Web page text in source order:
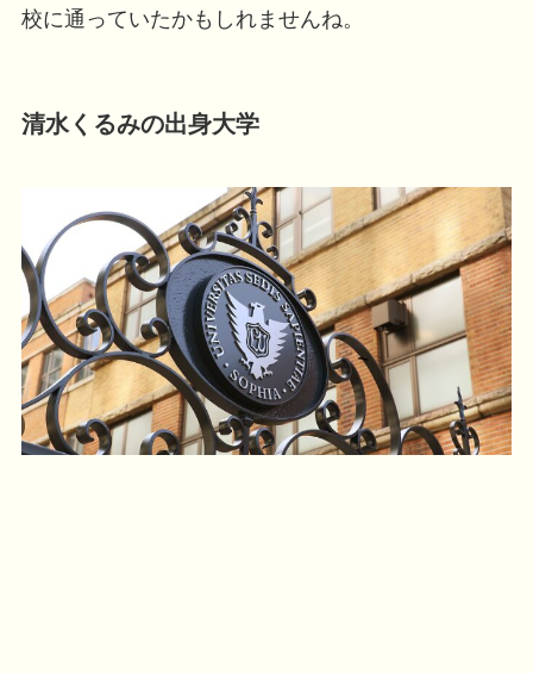
校に通っていたかもしれませんね。
清水くるみの出身大学